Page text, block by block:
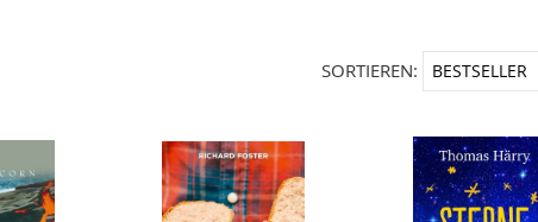
SORTIEREN: